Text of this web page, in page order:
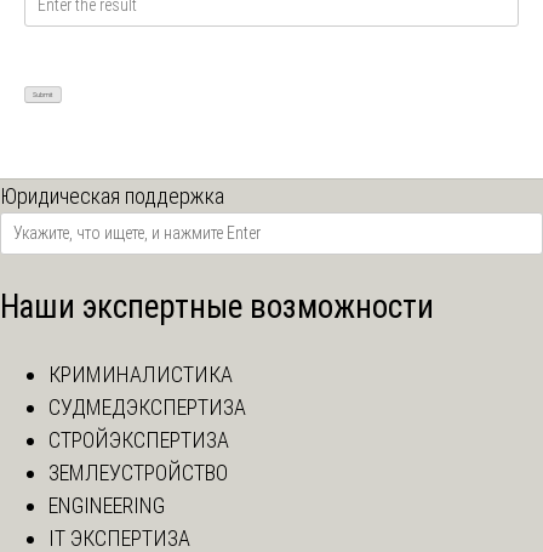
Юридическая поддержка
Наши экспертные возможности
КРИМИНАЛИСТИКА
СУДМЕДЭКСПЕРТИЗА
СТРОЙЭКСПЕРТИЗА
ЗЕМЛЕУСТРОЙСТВО
ENGINEERING
IT ЭКСПЕРТИЗА